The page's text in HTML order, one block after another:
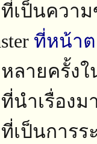
ที่เป็นคว
ที่หน้า
ลายครั้ง
นำเรื่องม
เป็นการ